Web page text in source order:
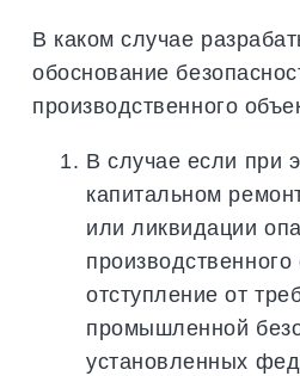
В каком случае
обоснование
производственного
В случае если при
капитальном
или ликвидации
производственного
отступление от
промышленной
установленных